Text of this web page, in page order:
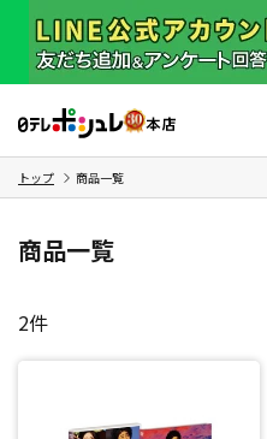
トップ 商品一覧
商品一覧
2件